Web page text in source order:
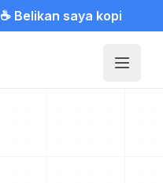
☕ Belikan saya kopi